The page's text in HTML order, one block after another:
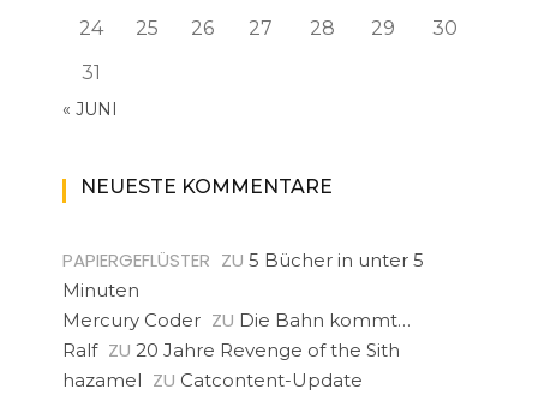
24
25 26 27 28 29
30
31
« JUNI
NEUESTE KOMMENTARE
PAPIERGEFLÜSTER ZU 5 Bücher in unter 5
Minuten
Mercury Coder ZU Die Bahn kommt…
Ralf ZU 20 Jahre Revenge of the Sith
hazamel ZU Catcontent-Update